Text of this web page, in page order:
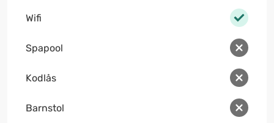
Wifi
Spapool
Kodlås
Barnstol